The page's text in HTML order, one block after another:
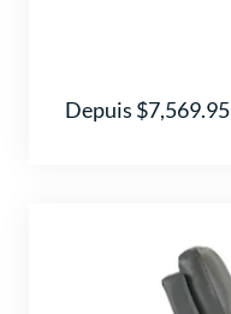
Depuis $7,569.95